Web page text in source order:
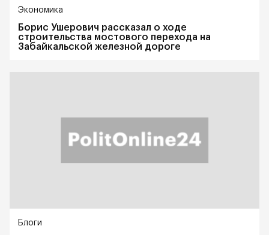
Экономика
Борис Ушерович рассказал о ходе
строительства мостового перехода на
Забайкальской железной дороге
Блоги